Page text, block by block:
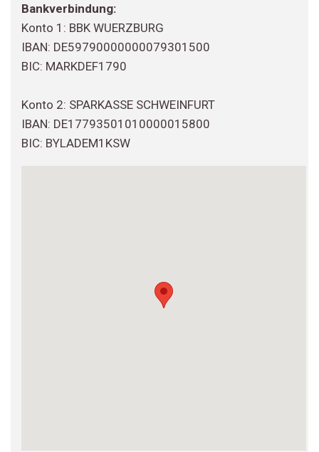
Bankverbindung:
Konto 1: BBK WUERZBURG
IBAN: DE59790000000079301500
BIC: MARKDEF1790
Konto 2: SPARKASSE SCHWEINFURT
IBAN: DE17793501010000015800
BIC: BYLADEM1KSW